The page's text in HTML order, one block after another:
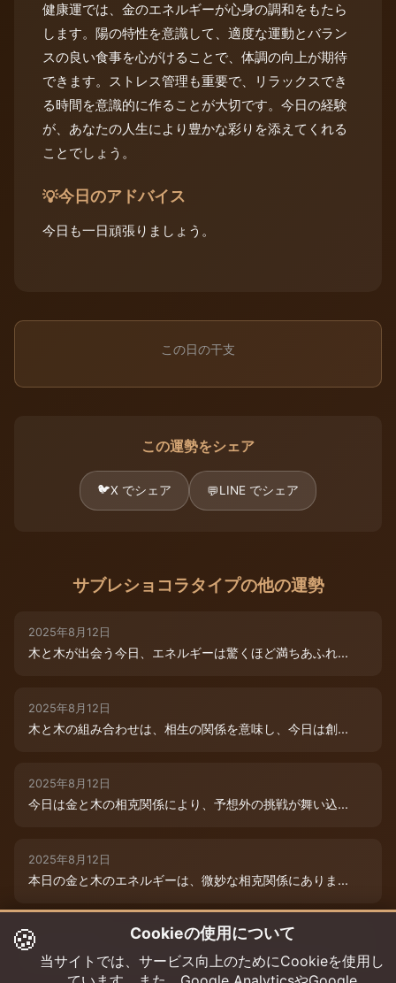
健康運では、金のエネルギーが心身の調和をもたら
します。陽の特性を意識して、適度な運動とバラン
スの良い食事を心がけることで、体調の向上が期待
できます。ストレス管理も重要で、リラックスでき
る時間を意識的に作ることが大切です。今日の経験
が、あなたの人生により豊かな彩りを添えてくれる
ことでしょう。
💡今日のアドバイス
今日も一日頑張りましょう。
この日の干支
この運勢をシェア
🐦X でシェア 💬LINE でシェア
サブレショコラタイプの他の運勢
2025年8月12日
木と木が出会う今日、エネルギーは驚くほど満ちあふれ...
2025年8月12日
木と木の組み合わせは、相生の関係を意味し、今日は創...
2025年8月12日
今日は金と木の相克関係により、予想外の挑戦が舞い込...
2025年8月12日
本日の金と木のエネルギーは、微妙な相克関係にありま...
2025年8月9日
木と木が寄り添う今日、あなたの創造性は最高潮に達し...
🍪 Cookieの使用について
当サイトでは、サービス向上のためにCookieを使用し